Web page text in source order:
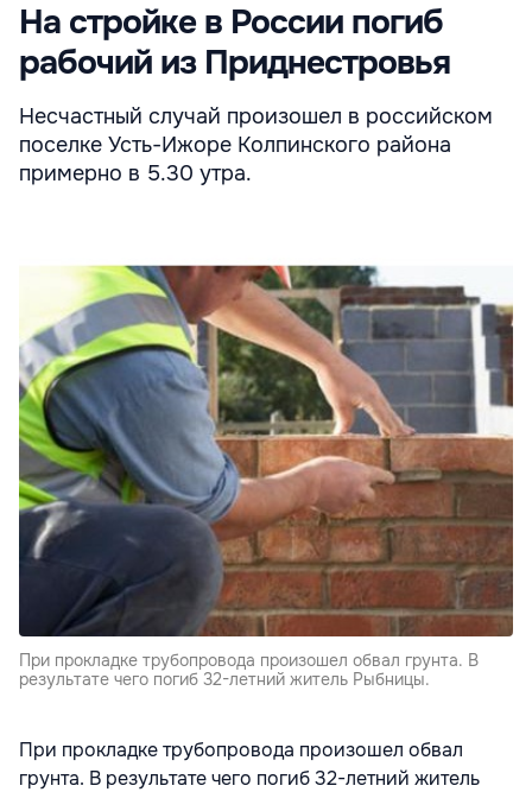
На стройке в России погиб
рабочий из Приднестровья
Несчастный случай произошел в российском
поселке Усть-Ижоре Колпинского района
примерно в 5.30 утра.
При прокладке трубопровода произошел обвал грунта. В
результате чего погиб 32-летний житель Рыбницы.
При прокладке трубопровода произошел обвал
грунта. В результате чего погиб 32-летний житель